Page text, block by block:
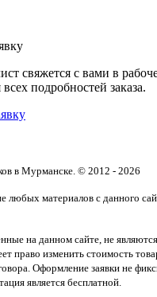
свяжется с вами в
всех подробностей заказа.
в Мурманске. © 2012 - 2026
любых материалов с данного
на данном сайте, не
право изменить стоимость
Оформление заявки не
является бесплатной.